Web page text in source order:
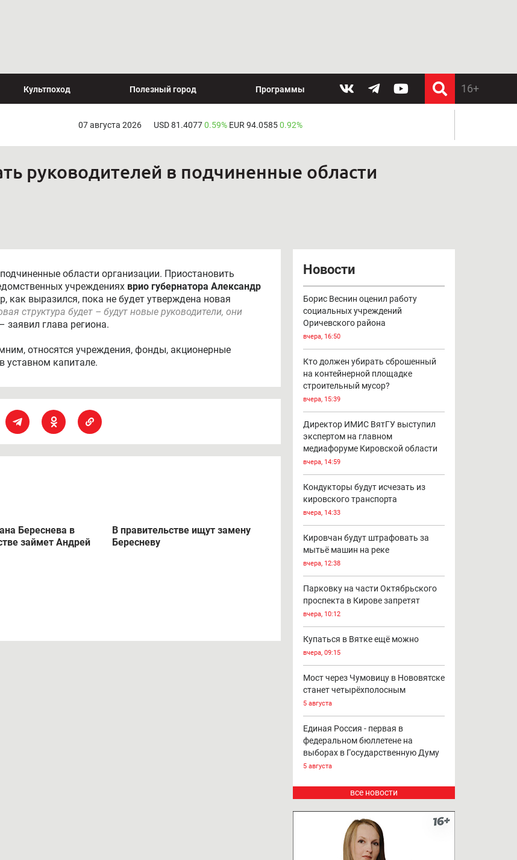
Культпоход Полезный город Программы
07 августа 2026 USD 81.40770.59% EUR 94.05850.92%
руководителей в подчиненные области
области организации. Приостановить
учреждениях врио губернатора Александр
как выразился, пока не будет утверждена новая
структура будет – будут новые руководители, они
– заявил глава региона.
относятся учреждения, фонды, акционерные
уставном капитале.
Береснева в
займет Андрей
В правительстве ищут замену
Бересневу
Новости
Борис Веснин оценил работу
социальных учреждений
Оричевского района
вчера, 16:50
Кто должен убирать сброшенный
на контейнерной площадке
строительный мусор?
вчера, 15:39
Директор ИМИС ВятГУ выступил
экспертом на главном
медиафоруме Кировской области
вчера, 14:59
Кондукторы будут исчезать из
кировского транспорта
вчера, 14:33
Кировчан будут штрафовать за
мытьё машин на реке
вчера, 12:38
Парковку на части Октябрьского
проспекта в Кирове запретят
вчера, 10:12
Купаться в Вятке ещё можно
вчера, 09:15
Мост через Чумовицу в Нововятске
станет четырёхполосным
5 августа
Единая Россия - первая в
федеральном бюллетене на
выборах в Государственную Думу
5 августа
все новости